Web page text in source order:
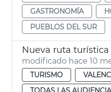
GASTRONOMÍA
PUEBLOS DEL SUR
modificado hace 10
TURISMO